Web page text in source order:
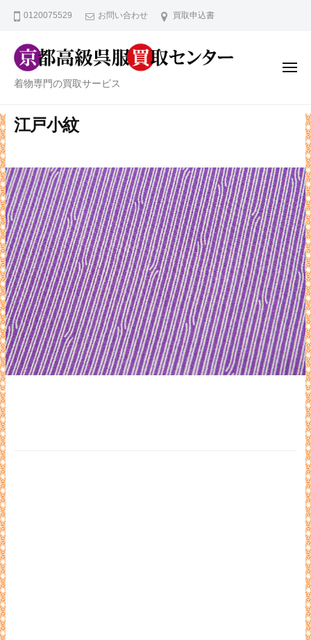
ス
キ
ッ
プ
0120075529 お問い合わせ 買取申込書
京
高
服
買
取
セ
ン
タ
ー
着物専門の買取サービス
メ
江戸小紋
都
級
呉
服
取
セ
タ
ー